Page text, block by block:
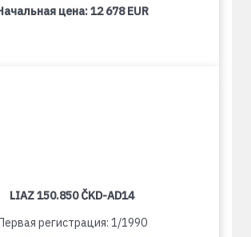
цена:12 678 EUR
LIAZ 150.850 ČKD-AD14
регистрация: 1/1990